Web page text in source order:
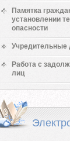
Памятка
установлении
опасности
Учредительные
Работа с
лиц